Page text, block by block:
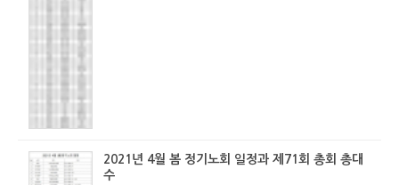
2021년 4월 봄 정기노회 일정과 제71회 총회 총대
수